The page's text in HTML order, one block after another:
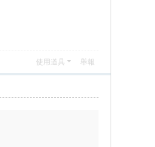
使用道具 舉報